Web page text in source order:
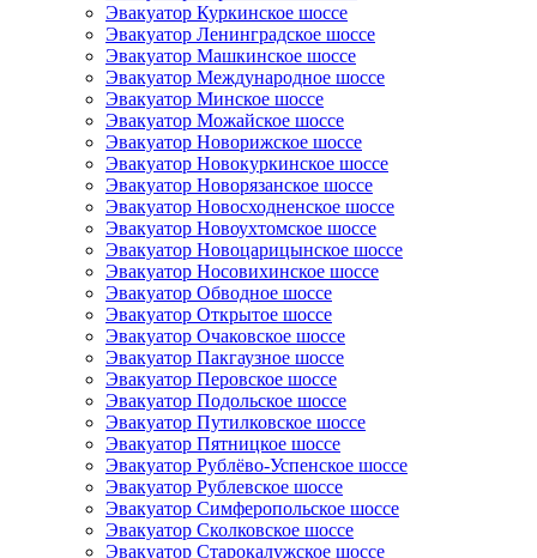
Эвакуатор Куркинское шоссе
Эвакуатор Ленинградское шоссе
Эвакуатор Машкинское шоссе
Эвакуатор Международное шоссе
Эвакуатор Минское шоссе
Эвакуатор Можайское шоссе
Эвакуатор Новорижское шоссе
Эвакуатор Новокуркинское шоссе
Эвакуатор Новорязанское шоссе
Эвакуатор Новосходненское шоссе
Эвакуатор Новоухтомское шоссе
Эвакуатор Новоцарицынское шоссе
Эвакуатор Носовихинское шоссе
Эвакуатор Обводное шоссе
Эвакуатор Открытое шоссе
Эвакуатор Очаковское шоссе
Эвакуатор Пакгаузное шоссе
Эвакуатор Перовское шоссе
Эвакуатор Подольское шоссе
Эвакуатор Путилковское шоссе
Эвакуатор Пятницкое шоссе
Эвакуатор Рублёво-Успенское шоссе
Эвакуатор Рублевское шоссе
Эвакуатор Симферопольское шоссе
Эвакуатор Сколковское шоссе
Эвакуатор Старокалужское шоссе